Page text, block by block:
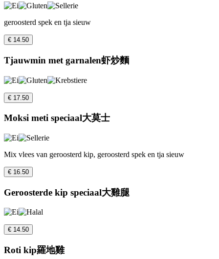
geroosterd spek en tja sieuw
€ 14.50
Tjauwmin met garnalen虾炒麵
€ 17.50
Moksi meti speciaal大莫士
Mix vlees van geroosterd kip, geroosterd spek en tja sieuw
€ 16.50
Geroosterde kip speciaal大雞腿
€ 14.50
Roti kip羅地雞